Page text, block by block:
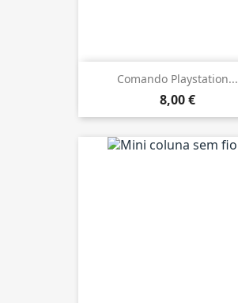
Comando Playstation...
8,00 €